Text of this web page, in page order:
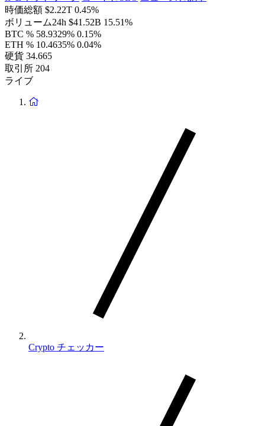
時価総額 $2.22T 0.45%
ボリューム24h $41.52B 15.51%
BTC % 58.9329% 0.15%
ETH % 10.4635% 0.04%
硬貨 34.665
取引所 204
ライブ
Crypto チェッカー